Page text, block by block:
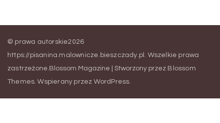
© prawa autorskie2026
https://pisanina.malownicze.bieszczady.pl
. Wszelkie prawa
zastrzeżone. Blossom Magazine | Stworzony przez Blossom
Themes Wspierany przez WordPress